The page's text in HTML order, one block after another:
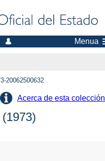
Menua
20062500632
Acerca de esta colección